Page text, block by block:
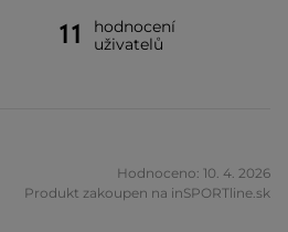
11
hodnocení
uživatelů
Hodnoceno: 10. 4. 2026
Produkt zakoupen na inSPORTline.sk